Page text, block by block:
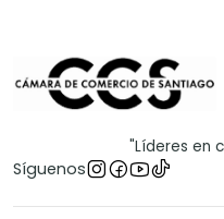
"Líderes en
Síguenos